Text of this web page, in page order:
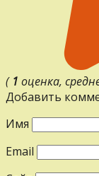
( 1 оценка,
Добавить
Имя
Email